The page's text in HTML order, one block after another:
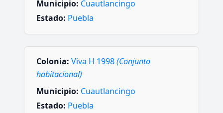
Municipio: Cuautlancingo
Estado: Puebla
Colonia: Viva H 1998(Conjunto
habitacional)
Municipio: Cuautlancingo
Estado: Puebla